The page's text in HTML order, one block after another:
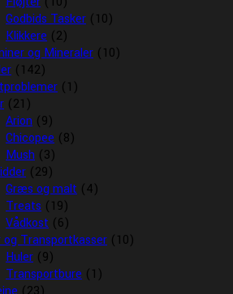
Godbids Tasker (10)
Klikkere (2)
og Mineraler (10)
(142)
(1)
(21)
Arion (9)
Chicopee (8)
Mush (3)
(29)
Græs og malt (4)
Treats (19)
Vådkost (6)
og Transportkasser (10)
Huler (9)
Transportbure (1)